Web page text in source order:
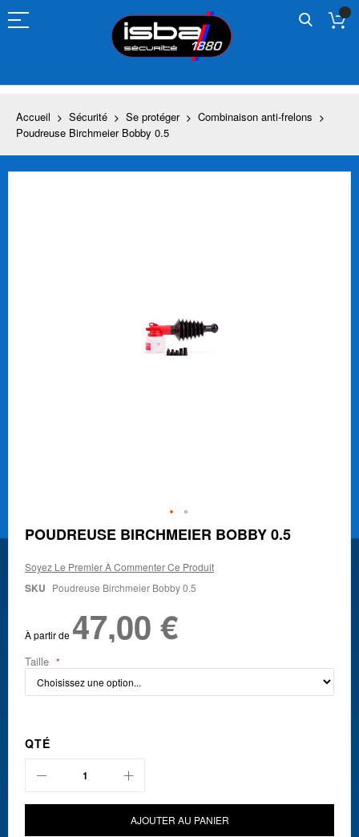
au
contenu
Accueil Sécurité Se protéger
Combinaison anti-frelons
Poudreuse Birchmeier Bobby 0.5
Skip
to
beginning
of
POUDREUSE BIRCHMEIER BOBBY 0.5
Soyez Le Premier À Commenter Ce Produit
SKU Poudreuse Birchmeier Bobby 0.5
À partir de 47,00 €
Taille
QTÉ
AJOUTER AU PANIER